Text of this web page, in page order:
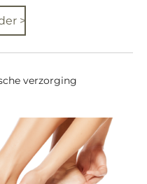
>
verzorging